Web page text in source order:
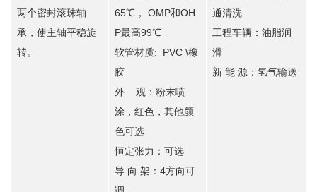
两个密封滚珠轴
承，使主轴平稳旋
转。
65℃， OMP和OH
P最高99℃
软管材质: PVC \橡
胶
外 观：粉末喷
涂，红色，其他颜
色可选
恒定张力：可选
导 向 架：4方向可
通清洗
工程车辆：油脂润
滑
新 能 源：氢气输送